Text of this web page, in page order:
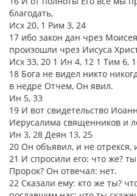
благодать,
Исх 20, 1 Рим 3, 24
17 ибо закон дан чрез
произошли чрез Иисуса
Исх 33, 20 1 Ин 4, 12 1 Тим 6,
18 Бога не видел никто
в недре Отчем, Он явил.
Ин 5, 33
19 И вот свидетельство
Иерусалима священников и
Ин 3, 28 Деян 13, 25
20 Он объявил, и не отрекся,
21 И спросили его: что же?
Пророк? Он отвечал: нет.
22 Сказали ему: кто же ты?